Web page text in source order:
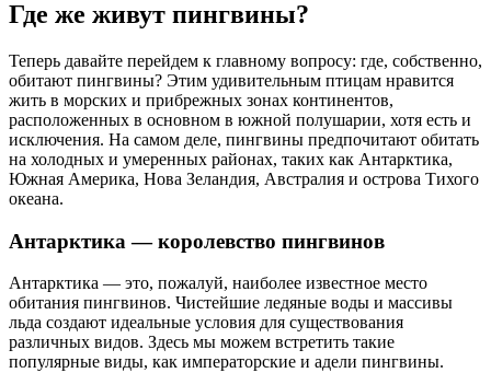
Где же живут пингвины?
Теперь давайте перейдем к главному вопросу: где, собственно,
обитают пингвины? Этим удивительным птицам нравится
жить в морских и прибрежных зонах континентов,
расположенных в основном в южной полушарии, хотя есть и
исключения. На самом деле, пингвины предпочитают обитать
на холодных и умеренных районах, таких как Антарктика,
Южная Америка, Нова Зеландия, Австралия и острова Тихого
океана.
Антарктика — королевство пингвинов
Антарктика — это, пожалуй, наиболее известное место
обитания пингвинов. Чистейшие ледяные воды и массивы
льда создают идеальные условия для существования
различных видов. Здесь мы можем встретить такие
популярные виды, как императорские и адели пингвины.